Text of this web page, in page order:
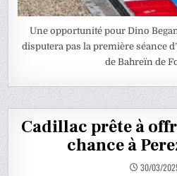
Une opportunité pour Dino
disputera pas la première séance
de Bahreïn de
Cadillac prête à
chance à
30/03/